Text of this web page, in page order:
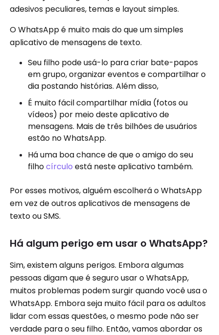
adesivos peculiares, temas e layout simples.
O WhatsApp é muito mais do que um simples
aplicativo de mensagens de texto.
Seu filho pode usá-lo para criar bate-papos
em grupo, organizar eventos e compartilhar o
dia postando histórias. Além disso,
É muito fácil compartilhar mídia (fotos ou
vídeos) por meio deste aplicativo de
mensagens. Mais de três bilhões de usuários
estão no WhatsApp.
Há uma boa chance de que o amigo do seu
filhocírculo está neste aplicativo também.
Por esses motivos, alguém escolherá o WhatsApp
em vez de outros aplicativos de mensagens de
texto ou SMS.
Há algum perigo em usar o WhatsApp?
Sim, existem alguns perigos. Embora algumas
pessoas digam que é seguro usar o WhatsApp,
muitos problemas podem surgir quando você usa o
WhatsApp. Embora seja muito fácil para os adultos
lidar com essas questões, o mesmo pode não ser
verdade para o seu filho. Então, vamos abordar os